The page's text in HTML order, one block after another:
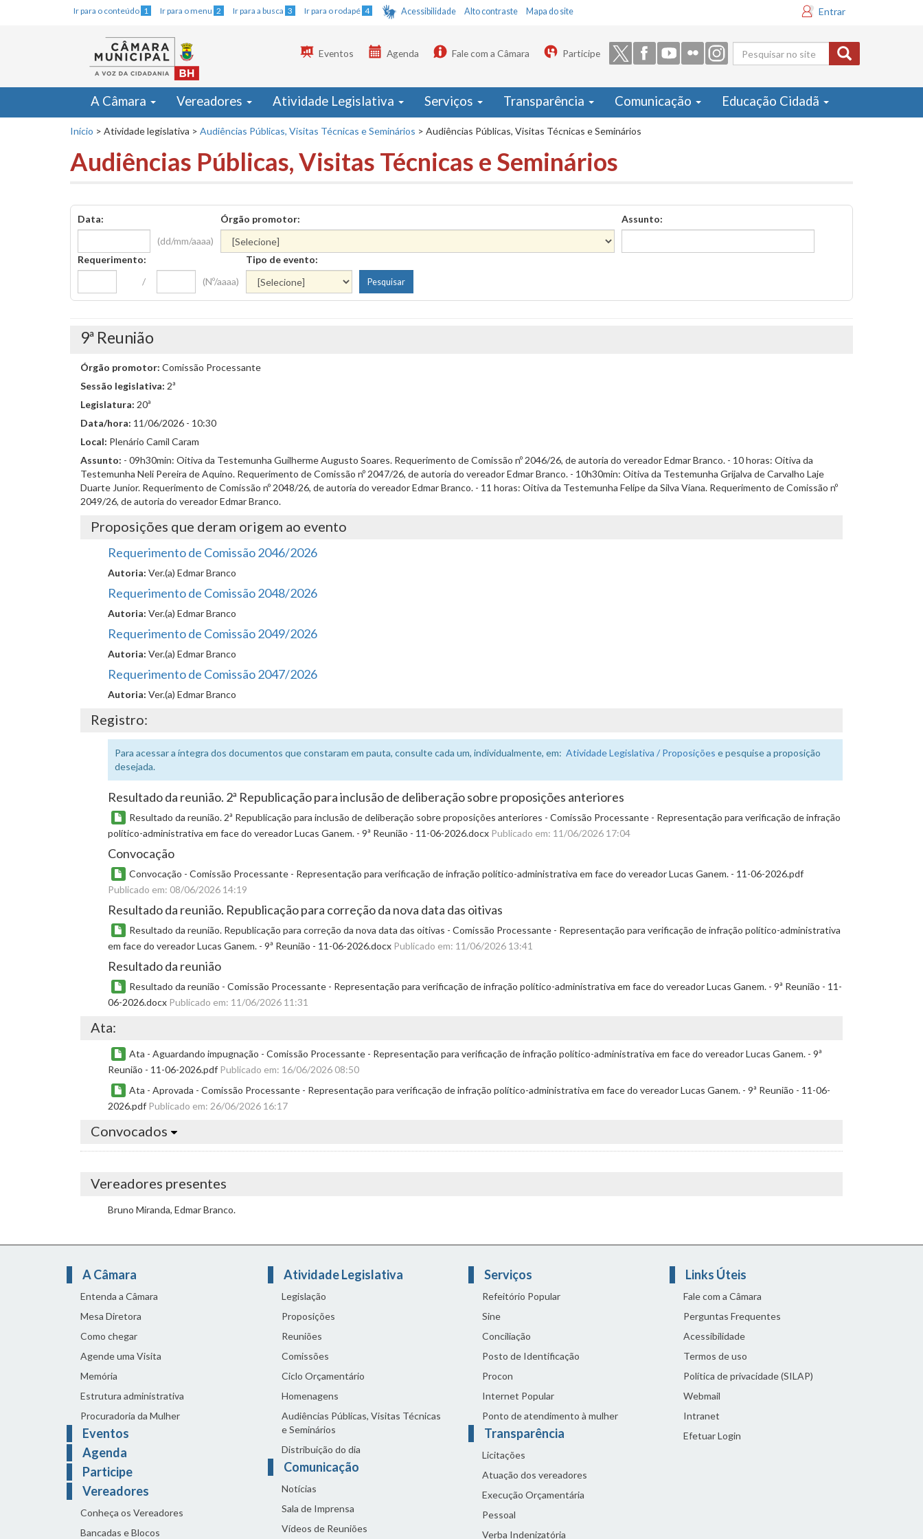
Ir para o conteúdo 1 Ir para o menu 2 Ir para a busca 3 Ir para o rodapé 4 Acessibilidade Alto contraste Mapa do site Entrar
Formulário
de busca
Eventos Agenda Fale com a Câmara Participe
A Câmara Vereadores Atividade Legislativa Serviços Transparência Comunicação Educação Cidadã
Início > Atividade legislativa > Audiências Públicas, Visitas Técnicas e Seminários > Audiências Públicas, Visitas Técnicas e Seminários
Audiências Públicas, Visitas Técnicas e Seminários
Data:
(dd/mm/aaaa)
Órgão promotor: Assunto:
Requerimento:
/
(Nº/aaaa)
Tipo de evento:
9ª Reunião
Órgão promotor: Comissão Processante
Sessão legislativa: 2ª
Legislatura: 20ª
Data/hora: 11/06/2026 - 10:30
Local: Plenário Camil Caram
Assunto: - 09h30min: Oitiva da Testemunha Guilherme Augusto Soares. Requerimento de Comissão nº 2046/26, de autoria do vereador Edmar Branco. - 10 horas: Oitiva da
Testemunha Neli Pereira de Aquino. Requerimento de Comissão nº 2047/26, de autoria do vereador Edmar Branco. - 10h30min: Oitiva da Testemunha Grijalva de Carvalho Laje
Duarte Junior. Requerimento de Comissão nº 2048/26, de autoria do vereador Edmar Branco. - 11 horas: Oitiva da Testemunha Felipe da Silva Viana. Requerimento de Comissão nº
2049/26, de autoria do vereador Edmar Branco.
Proposições que deram origem ao evento
Requerimento de Comissão 2046/2026
Autoria: Ver.(a) Edmar Branco
Requerimento de Comissão 2048/2026
Autoria: Ver.(a) Edmar Branco
Requerimento de Comissão 2049/2026
Autoria: Ver.(a) Edmar Branco
Requerimento de Comissão 2047/2026
Autoria: Ver.(a) Edmar Branco
Registro:
Para acessar a íntegra dos documentos que constaram em pauta, consulte cada um, individualmente, em: Atividade Legislativa / Proposições e pesquise a proposição
desejada.
Resultado da reunião. 2ª Republicação para inclusão de deliberação sobre proposições anteriores
Resultado da reunião. 2ª Republicação para inclusão de deliberação sobre proposições anteriores - Comissão Processante - Representação para verificação de infração
político-administrativa em face do vereador Lucas Ganem. - 9ª Reunião - 11-06-2026.docx Publicado em: 11/06/2026 17:04
Convocação
Convocação - Comissão Processante - Representação para verificação de infração político-administrativa em face do vereador Lucas Ganem. - 11-06-2026.pdf
Publicado em: 08/06/2026 14:19
Resultado da reunião. Republicação para correção da nova data das oitivas
Resultado da reunião. Republicação para correção da nova data das oitivas - Comissão Processante - Representação para verificação de infração político-administrativa
em face do vereador Lucas Ganem. - 9ª Reunião - 11-06-2026.docx Publicado em: 11/06/2026 13:41
Resultado da reunião
Resultado da reunião - Comissão Processante - Representação para verificação de infração político-administrativa em face do vereador Lucas Ganem. - 9ª Reunião - 11-
06-2026.docx Publicado em: 11/06/2026 11:31
Ata:
Ata - Aguardando impugnação - Comissão Processante - Representação para verificação de infração político-administrativa em face do vereador Lucas Ganem. - 9ª
Reunião - 11-06-2026.pdf Publicado em: 16/06/2026 08:50
Ata - Aprovada - Comissão Processante - Representação para verificação de infração político-administrativa em face do vereador Lucas Ganem. - 9ª Reunião - 11-06-
2026.pdf Publicado em: 26/06/2026 16:17
Convocados
Vereadores presentes
Bruno Miranda, Edmar Branco.
A Câmara
Entenda a Câmara
Mesa Diretora
Como chegar
Agende uma Visita
Memória
Estrutura administrativa
Procuradoria da Mulher
Eventos
Agenda
Participe
Vereadores
Conheça os Vereadores
Bancadas e Blocos
Atividade Legislativa
Legislação
Proposições
Reuniões
Comissões
Ciclo Orçamentário
Homenagens
Audiências Públicas, Visitas Técnicas
e Seminários
Distribuição do dia
Comunicação
Notícias
Sala de Imprensa
Vídeos de Reuniões
Serviços
Refeitório Popular
Sine
Conciliação
Posto de Identificação
Procon
Internet Popular
Ponto de atendimento à mulher
Transparência
Licitações
Atuação dos vereadores
Execução Orçamentária
Pessoal
Verba Indenizatória
Links Úteis
Fale com a Câmara
Perguntas Frequentes
Acessibilidade
Termos de uso
Política de privacidade (SILAP)
Webmail
Intranet
Efetuar Login